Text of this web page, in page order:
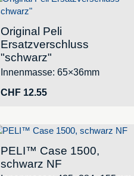
Original Peli
Ersatzverschluss
"schwarz"
Innenmasse: 65×36mm
CHF 12.55
PELI™ Case 1500,
schwarz NF